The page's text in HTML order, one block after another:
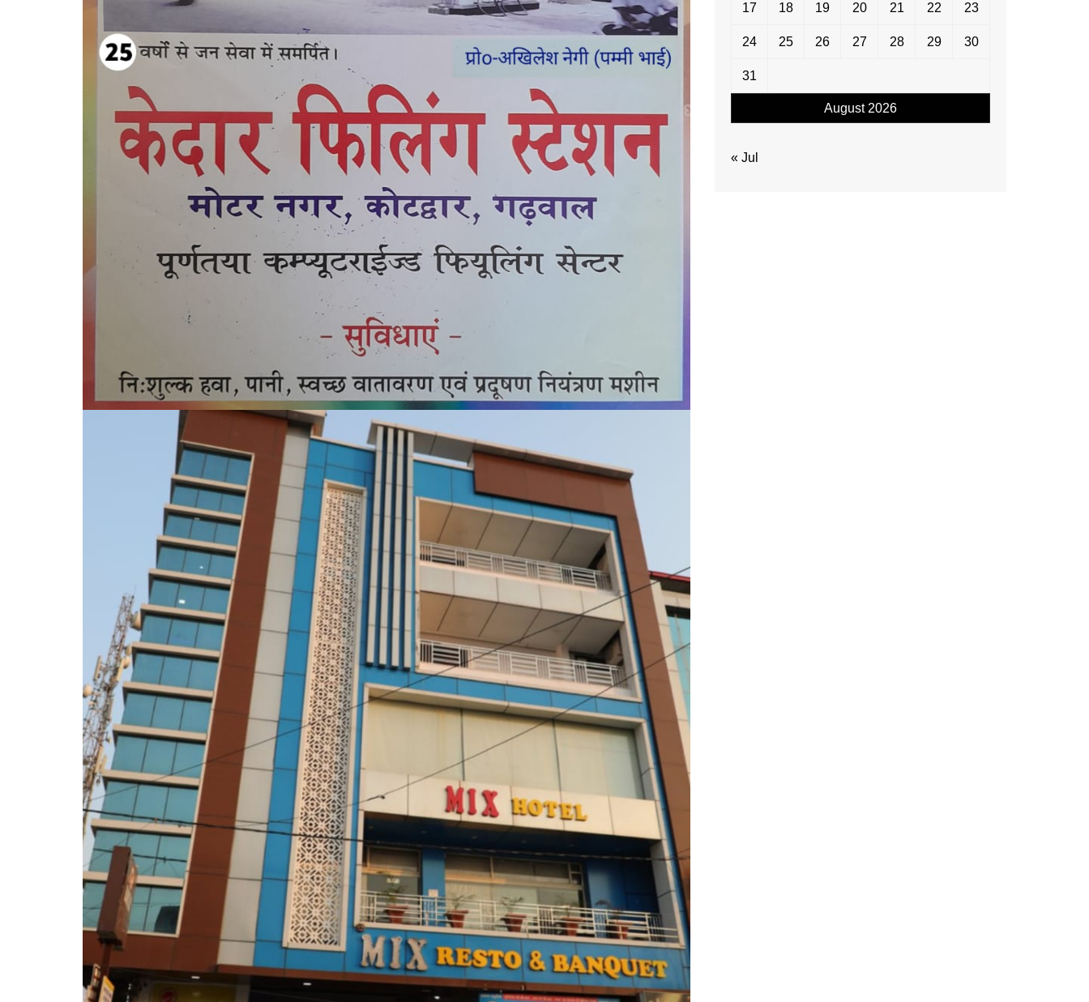
August 2026
17 18 19 20 21 22 23
24 25 26 27 28 29 30
31
« Jul